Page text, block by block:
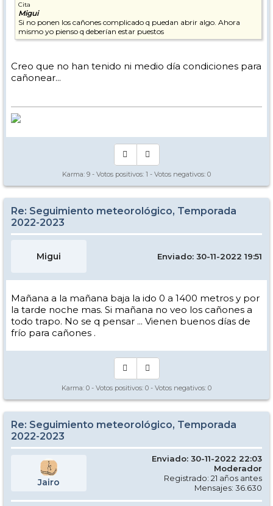
Cita
Migui
Si no ponen los cañones complicado q puedan abrir algo. Ahora
mismo yo pienso q deberían estar puestos
Creo que no han tenido ni medio día condiciones para
cañonear...
Karma: 9 - Votos positivos: 1 - Votos negativos: 0
Re: Seguimiento meteorológico, Temporada
2022-2023
Migui Enviado: 30-11-2022 19:51
Mañana a la mañana baja la ido 0 a 1400 metros y por
la tarde noche mas. Si mañana no veo los cañones a
todo trapo. No se q pensar ... Vienen buenos días de
frío para cañones .
Karma: 0 - Votos positivos: 0 - Votos negativos: 0
Re: Seguimiento meteorológico, Temporada
2022-2023
Jairo
Enviado: 30-11-2022 22:03
Moderador
Registrado: 21 años antes
Mensajes: 36.630